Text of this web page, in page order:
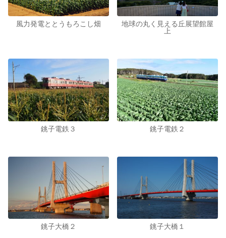
風力発電ととうもろこし畑
地球の丸く見える丘展望館屋
上
銚子電鉄３ 銚子電鉄２
銚子大橋２ 銚子大橋１